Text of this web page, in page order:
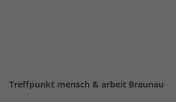
Treffpunkt mensch & arbeit Braunau